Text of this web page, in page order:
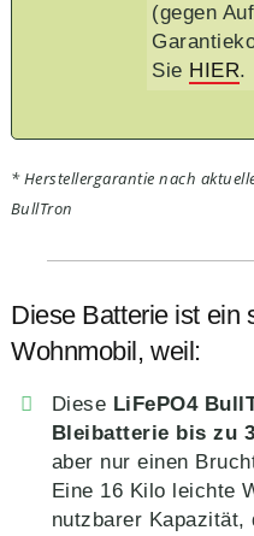
(gegen
Sie HIER.
* Herstellergarantie nach
BullTron
Diese Batterie ist ein
Wohnmobil, weil:
Diese LiFePO4
Bleibatterie bis zu
aber nur einen
Eine 16 Kilo leichte
nutzbarer Kapazität,